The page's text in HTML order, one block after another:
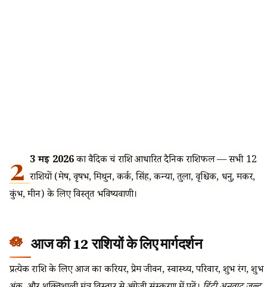
2 3 मई 2026का वैदिक चंद्र राशि आधारित दैनिक राशिफल — सभी 12
राशियों (मेष, वृषभ, मिथुन, कर्क, सिंह, कन्या, तुला, वृश्चिक, धनु, मकर,
कुंभ, मीन) के लिए विस्तृत भविष्यवाणी।
आज की 12 राशियों के लिए मार्गदर्शन
प्रत्येक राशि के लिए आज का करियर, प्रेम जीवन, स्वास्थ्य, परिवार, शुभ रंग, शुभ